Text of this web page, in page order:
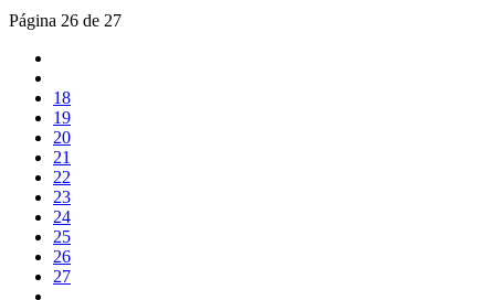
Página 26 de 27
18
19
20
21
22
23
24
25
26
27